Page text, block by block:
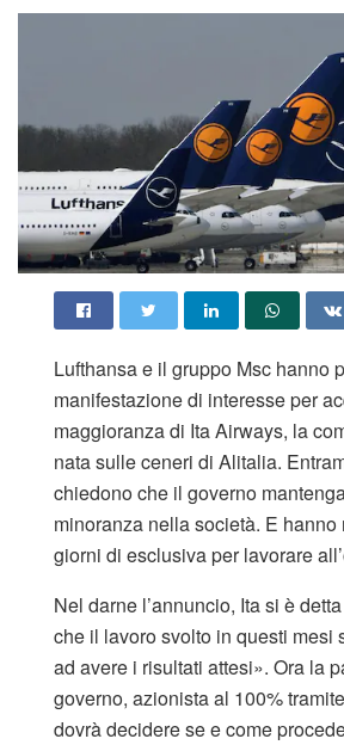
Lufthansa e il gruppo Msc hanno
manifestazione di interesse per
maggioranza di Ita Airways, la
nata sulle ceneri di Alitalia.
chiedono che il governo
minoranza nella società. E hanno
giorni di esclusiva per lavorare
Nel darne l’annuncio, Ita si è
che il lavoro svolto in questi mesi
ad avere i risultati attesi». Ora la
governo, azionista al 100%
dovrà decidere se e come